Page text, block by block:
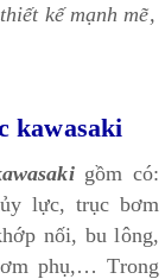
kế mạnh mẽ,
kawasaki
gồm có:
lực, trục bơm
nối, bu lông,
phụ,… Trong